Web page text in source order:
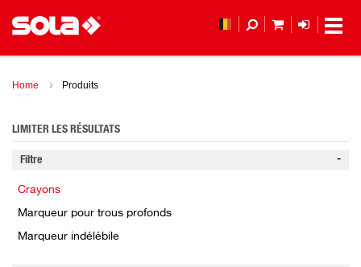
Home Produits
LIMITER LES RÉSULTATS
Filtre
Crayons
Marqueur pour trous profonds
Marqueur indélébile
MON PANIER
LOGIN